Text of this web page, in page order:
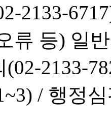
2133-
류 등) 일
2133-
/ 행정심